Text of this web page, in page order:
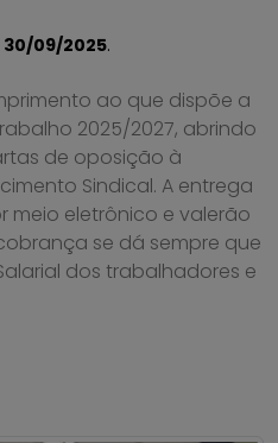
30/09/2025.
ao que dispõe a
2025/2027, abrindo
de oposição à
Sindical. A entrega
meio eletrônico e valerão
se dá sempre que
dos trabalhadores e